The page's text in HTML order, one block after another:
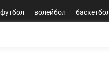
футбол волейбол баскетбол